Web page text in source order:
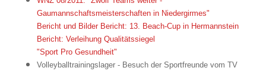
Gaumannschaftsmeisterschaften in Niedergirmes"
Bericht und Bilder Bericht: 13. Beach-Cup in Hermannstein
Bericht: Verleihung Qualitätssiegel
"Sport Pro Gesundheit"
Volleyballtrainingslager - Besuch der Sportfreunde vom TV